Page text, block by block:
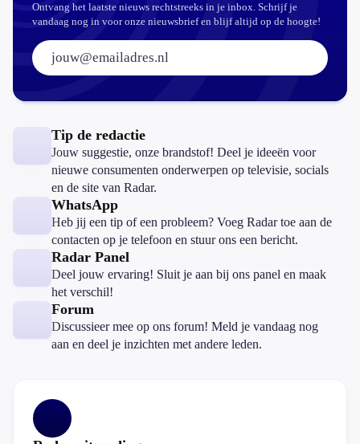
Ontvang het laatste nieuws rechtstreeks in je inbox. Schrijf je
vandaag nog in voor onze nieuwsbrief en blijf altijd op de hoogte!
E-mailadres:
Tip de redactie
Jouw suggestie, onze brandstof! Deel je ideeën voor
nieuwe consumenten onderwerpen op televisie, socials
en de site van Radar.
WhatsApp
Heb jij een tip of een probleem? Voeg Radar toe aan de
contacten op je telefoon en stuur ons een bericht.
Radar Panel
Deel jouw ervaring! Sluit je aan bij ons panel en maak
het verschil!
Forum
Discussieer mee op ons forum! Meld je vandaag nog
aan en deel je inzichten met andere leden.